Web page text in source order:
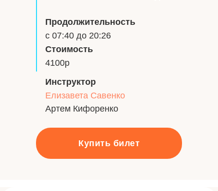
Купить билет
Стоимость
Продолжительность
4100р
с 07:40 до 20:26
Инструктор
Елизавета Савенко
Артем Кифоренко